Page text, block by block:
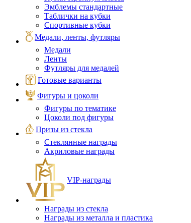
Эмблемы стандартные
Таблички на кубки
Спортивные кубки
Медали, ленты, футляры
Медали
Ленты
Футляры для медалей
Готовые варианты
Фигуры и цоколи
Фигуры по тематике
Цоколи под фигуры
Призы из стекла
Стеклянные награды
Акриловые награды
VIP‑награды
Награды из стекла
Награды из металла и пластика